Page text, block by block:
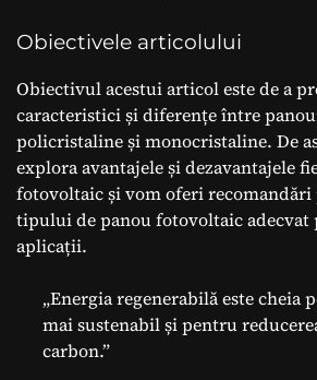
Obiectivele articolului
Obiectivul acestui articol este de a
caracteristici și diferențe între
policristaline și monocristaline. De
explora avantajele și dezavantajele
fotovoltaic și vom oferi recomandări
tipului de panou fotovoltaic adecvat
aplicații.
„Energia regenerabilă este cheia
mai sustenabil și pentru
carbon.”